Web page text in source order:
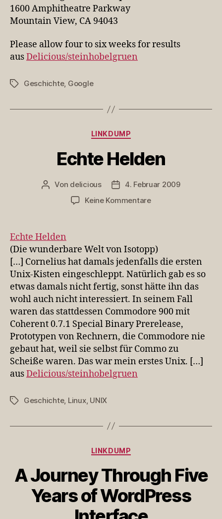
1600 Amphitheatre Parkway
Mountain View, CA 94043
Please allow four to six weeks for results
ausDelicious/steinhobelgruen
Schlagwörter
Geschichte, Google
Kategorien
LINKDUMP
Echte Helden
Beitragsautor
Von delicious Veröffentlichungsdatum
4. Februar 2009
Keine Kommentarezu
Echte Helden
(Die wunderbare Welt von Isotopp)
[…] Cornelius hat damals jedenfalls die ersten
Unix-Kisten eingeschleppt. Natürlich gab es so
etwas damals nicht fertig, sonst hätte ihn das
wohl auch nicht interessiert. In seinem Fall
waren das stattdessen Commodore 900 mit
Coherent 0.7.1 Special Binary Prerelease,
Prototypen von Rechnern, die Commodore nie
gebaut hat, weil sie selbst für Commo zu
Scheiße waren. Das war mein erstes Unix. […]
ausDelicious/steinhobelgruen
Schlagwörter
Geschichte, Linux, UNIX
Kategorien
LINKDUMP
A Journey Through Five
Years of WordPress